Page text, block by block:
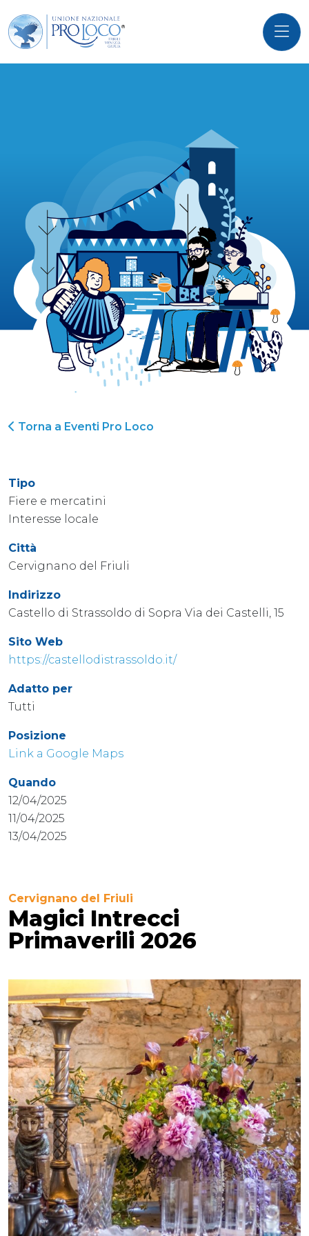
Torna a Eventi Pro Loco
Tipo
Fiere e mercatini
Interesse locale
Città
Cervignano del Friuli
Indirizzo
Castello di Strassoldo di Sopra Via dei Castelli, 15
Sito Web
https://castellodistrassoldo.it/
Adatto per
Tutti
Posizione
Link a Google Maps
Quando
12/04/2025
11/04/2025
13/04/2025
Cervignano del Friuli
Magici Intrecci
Primaverili 2026